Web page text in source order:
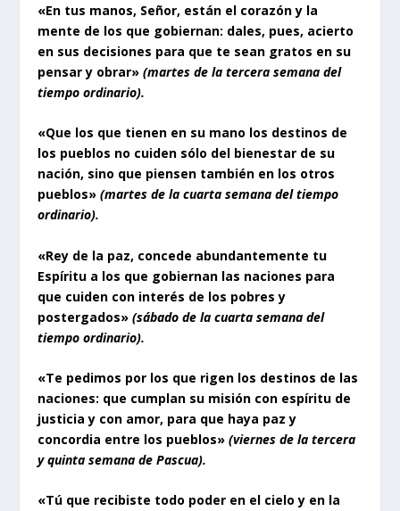
«En tus manos, Señor, están el corazón y la
mente de los que gobiernan: dales, pues, acierto
en sus decisiones para que te sean gratos en su
pensar y obrar»(martes de la tercera semana del
tiempo ordinario).
«Que los que tienen en su mano los destinos de
los pueblos no cuiden sólo del bienestar de su
nación, sino que piensen también en los otros
pueblos»(martes de la cuarta semana del tiempo
ordinario).
«Rey de la paz, concede abundantemente tu
Espíritu a los que gobiernan las naciones para
que cuiden con interés de los pobres y
postergados»(sábado de la cuarta semana del
tiempo ordinario).
«Te pedimos por los que rigen los destinos de las
naciones: que cumplan su misión con espíritu de
justicia y con amor, para que haya paz y
concordia entre los pueblos»(viernes de la tercera
y quinta semana de Pascua).
«Tú que recibiste todo poder en el cielo y en la